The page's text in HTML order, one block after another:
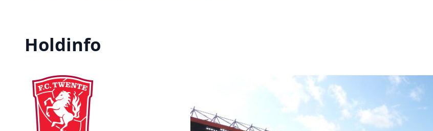
Holdinfo